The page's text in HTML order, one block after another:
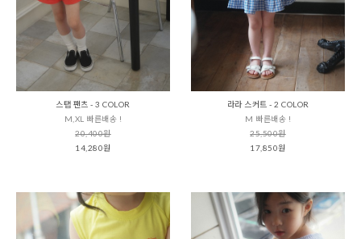
스탭 팬츠 - 3 COLOR
M,XL 빠른배송 !
20,400원
14,280원
라라 스커트 - 2 COLOR
M 빠른배송 !
25,500원
17,850원